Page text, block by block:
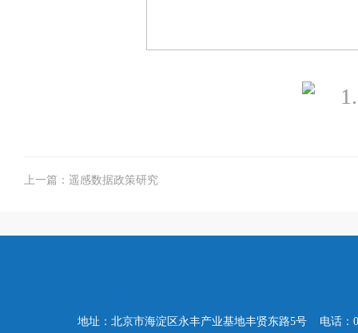
上一篇：遥感数据政策研究
地址：北京市海淀区永丰产业基地丰贤东路5号 电话：